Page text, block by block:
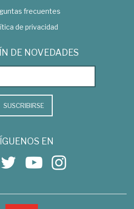
frecuentes
de privacidad
DE NOVEDADES
SUSCRIBIRSE
EN